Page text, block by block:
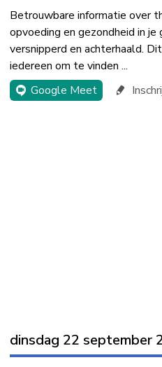
Betrouwbare informatie over
opvoeding en gezondheid in
versnipperd en achterhaald.
iedereen om te vinden ...
Google Meet
dinsdag 22 september